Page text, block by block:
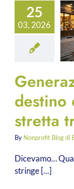
25
03, 2026
destino
stretta
By Nonprofit Blog di
Dicevamo…
stringe [...]